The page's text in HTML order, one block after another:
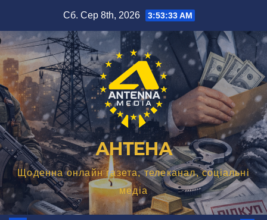
вмісту
Сб. Сер 8th, 2026 3:53:34 AM
АНТЕНА
Щоденна онлайн газета, телеканал, соціальні
медіа